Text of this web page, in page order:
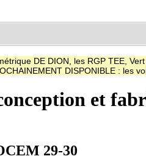
DE DION, les RGP TEE,
DISPONIBLE : les
et
29-30